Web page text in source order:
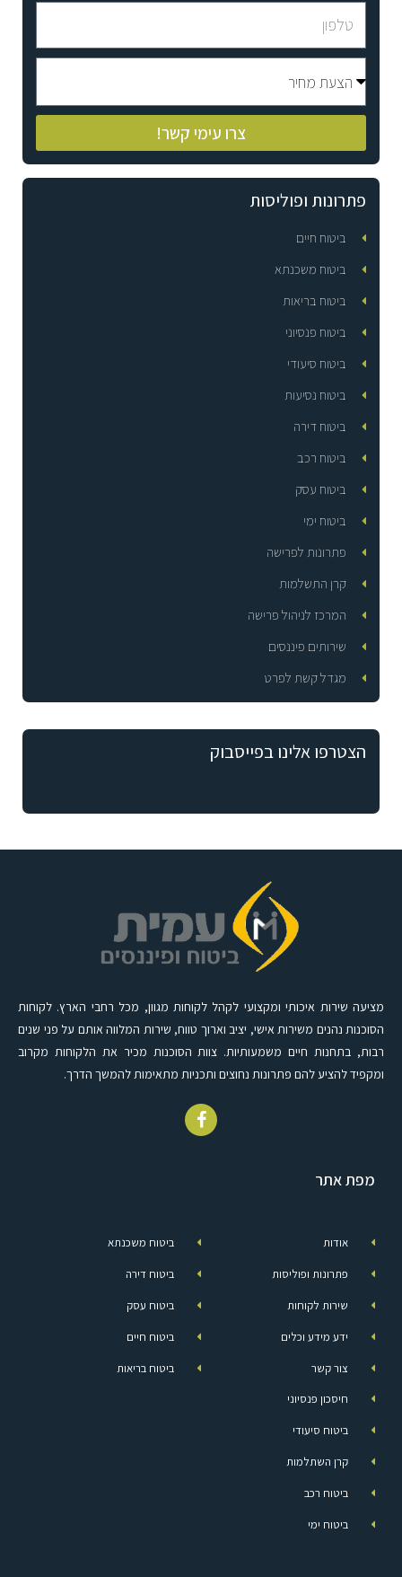
צרו עימי קשר!
פתרונות ופוליסות
ביטוח חיים
ביטוח משכנתא
ביטוח בריאות
ביטוח פנסיוני
ביטוח סיעודי
ביטוח נסיעות
ביטוח דירה
ביטוח רכב
ביטוח עסק
ביטוח ימי
פתרונות לפרישה
קרן התשלמות
המרכז לניהול פרישה
שירותים פיננסים
מגדל קשת לפרט
הצטרפו אלינו בפייסבוק
מציעה שירות איכותי ומקצועי לקהל לקוחות מגוון, מכל רחבי הארץ. לקוחות
הסוכנות נהנים משירות אישי, יציב וארוך טווח, שירות המלווה אותם על פני שנים
רבות, בתחנות חיים משמעותיות. צוות הסוכנות מכיר את הלקוחות מקרוב
ומקפיד להציע להם פתרונות נחוצים ותכניות מתאימות להמשך הדרך.
מפת אתר
אודות
פתרונות ופוליסות
שירות לקוחות
ידע מידע וכלים
צור קשר
ביטוח משכנתא
ביטוח דירה
ביטוח עסק
ביטוח חיים
ביטוח בריאות
חיסכון פנסיוני
ביטוח סיעודי
קרן השתלמות
ביטוח רכב
ביטוח ימי